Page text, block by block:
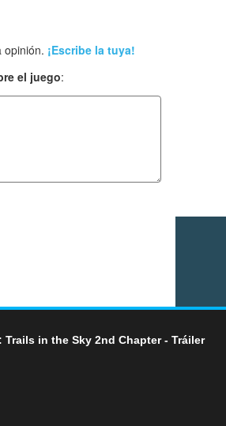
opinión. ¡Escribe la tuya!
el juego:
in the Sky 2nd Chapter - Tráiler